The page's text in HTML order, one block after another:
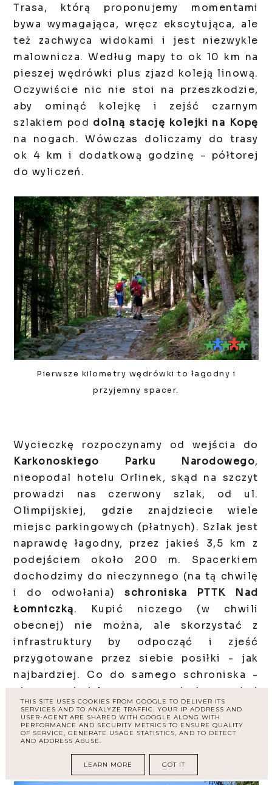
Trasa, którą proponujemy momentami
bywa wymagająca, wręcz ekscytująca, ale
też zachwyca widokami i jest niezwykle
malownicza. Według mapy to ok 10 km na
pieszej wędrówki plus zjazd koleją linową.
Oczywiście nic nie stoi na przeszkodzie,
aby ominąć kolejkę i zejść czarnym
szlakiem pod dolną stację kolejki na Kopę
na nogach. Wówczas doliczamy do trasy
ok 4 km i dodatkową godzinę - półtorej
do wyliczeń.
Pierwsze kilometry wędrówki to łagodny i
przyjemny spacer.
Wycieczkę rozpoczynamy od wejścia do
Karkonoskiego Parku Narodowego,
nieopodal hotelu Orlinek, skąd na szczyt
prowadzi nas czerwony szlak, od ul.
Olimpijskiej, gdzie znajdziecie wiele
miejsc parkingowych (płatnych). Szlak jest
naprawdę łagodny, przez jakieś 3,5 km z
podejściem około 200 m. Spacerkiem
dochodzimy do nieczynnego (na tą chwilę
i do odwołania)schroniska PTTK Nad
Łomniczką. Kupić niczego (w chwili
obecnej) nie można, ale skorzystać z
infrastruktury by odpocząć i zjeść
przygotowane przez siebie posiłki - jak
najbardziej. Co do samego schroniska -
nie posiadało ono nigdy pokoi
gościnnych, ani nawet stałego dostępu do
prądu. Służy(ło) raczej jako przystanek na
szlaku, gdzie na turystę czekała ciepła
herbata, jadalnia i toaleta.
THIS SITE USES COOKIES FROM GOOGLE TO DELIVER ITS
SERVICES AND TO ANALYZE TRAFFIC. YOUR IP ADDRESS AND
USER-AGENT ARE SHARED WITH GOOGLE ALONG WITH
PERFORMANCE AND SECURITY METRICS TO ENSURE QUALITY
OF SERVICE, GENERATE USAGE STATISTICS, AND TO DETECT
AND ADDRESS ABUSE.
LEARN MORE GOT IT